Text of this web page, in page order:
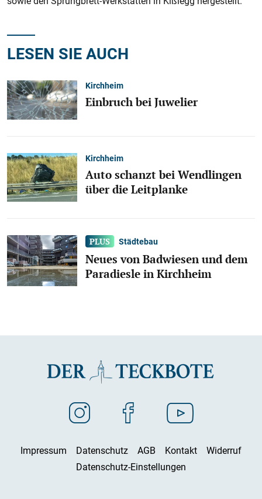
LESEN SIE AUCH
Kirchheim
Einbruch bei Juwelier
Kirchheim
Auto schanzt bei Wendlingen
über die Leitplanke
Städtebau
Neues von Badwiesen und dem
Paradiesle in Kirchheim
Impressum Datenschutz AGB Kontakt
Widerruf
Datenschutz-Einstellungen